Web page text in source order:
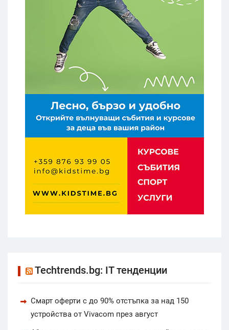
Techtrends.bg: IT тенденции
Смарт оферти с до 90% отстъпка за над 150
устройства от Vivacom през август